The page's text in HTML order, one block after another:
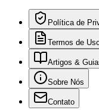
Política de
Termos de
Artigos &
Sobre Nós
Contato